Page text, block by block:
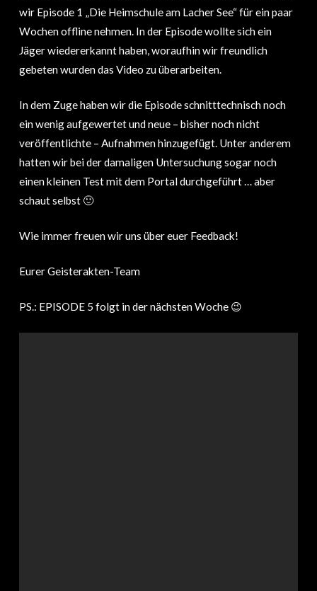
wir Episode 1 „Die Heimschule am Lacher See“ für ein paar
Wochen offline nehmen. In der Episode wollte sich ein
Jäger wiedererkannt haben, woraufhin wir freundlich
gebeten wurden das Video zu überarbeiten.
In dem Zuge haben wir die Episode schnitttechnisch noch
ein wenig aufgewertet und neue – bisher noch nicht
veröffentlichte – Aufnahmen hinzugefügt. Unter anderem
hatten wir bei der damaligen Untersuchung sogar noch
einen kleinen Test mit dem Portal durchgeführt … aber
schaut selbst 🙂
Wie immer freuen wir uns über euer Feedback!
Eurer Geisterakten-Team
PS.: EPISODE 5 folgt in der nächsten Woche 😉